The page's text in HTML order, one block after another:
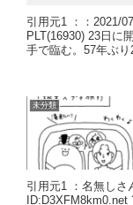
引用元1 ：：2021/
PLT(16930) 23日に
手で臨む。57年ぶ
未分類
引用元1 ：名無しさ